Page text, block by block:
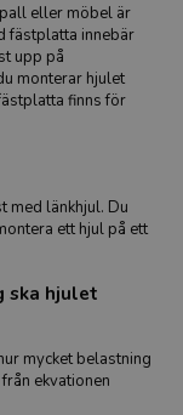
eller möbel är
fästplatta innebär
upp på
monterar hjulet
finns för
med länkhjul. Du
ett hjul på ett
ska hjulet
mycket belastning
ekvationen